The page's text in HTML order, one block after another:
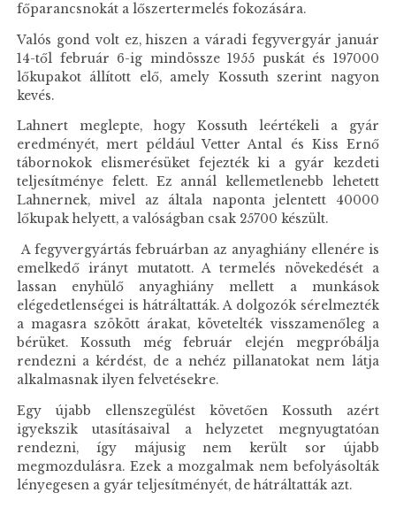
főparancsnokát a lőszertermelés fokozására.
Valós gond volt ez, hiszen a váradi fegyvergyár január
14-től február 6-ig mindössze 1955 puskát és 197000
lőkupakot állított elő, amely Kossuth szerint nagyon
kevés.
Lahnert meglepte, hogy Kossuth leértékeli a gyár
eredményét, mert például Vetter Antal és Kiss Ernő
tábornokok elismerésüket fejezték ki a gyár kezdeti
teljesítménye felett. Ez annál kellemetlenebb lehetett
Lahnernek, mivel az általa naponta jelentett 40000
lőkupak helyett, a valóságban csak 25700 készült.
A fegyvergyártás februárban az anyaghiány ellenére is
emelkedő irányt mutatott. A termelés növekedését a
lassan enyhülő anyaghiány mellett a munkások
elégedetlenségei is hátráltatták. A dolgozók sérelmezték
a magasra szökött árakat, követelték visszamenőleg a
bérüket. Kossuth még február elején megpróbálja
rendezni a kérdést, de a nehéz pillanatokat nem látja
alkalmasnak ilyen felvetésekre.
Egy újabb ellenszegülést követően Kossuth azért
igyekszik utasításaival a helyzetet megnyugtatóan
rendezni, így májusig nem került sor újabb
megmozdulásra. Ezek a mozgalmak nem befolyásolták
lényegesen a gyár teljesítményét, de hátráltatták azt.